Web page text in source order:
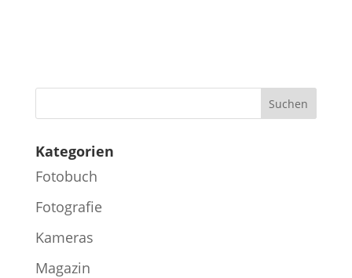
Kategorien
Fotobuch
Fotografie
Kameras
Magazin